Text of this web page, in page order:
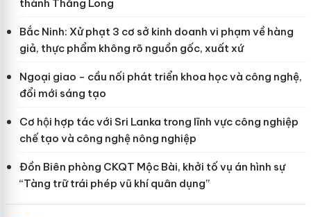
thành Thăng Long
Bắc Ninh: Xử phạt 3 cơ sở kinh doanh vi phạm về hàng
giả, thực phẩm không rõ nguồn gốc, xuất xứ
Ngoại giao - cầu nối phát triển khoa học và công nghệ,
đổi mới sáng tạo
Cơ hội hợp tác với Sri Lanka trong lĩnh vực công nghiệp
chế tạo và công nghệ nông nghiệp
Đồn Biên phòng CKQT Mộc Bài, khởi tố vụ án hình sự
“Tàng trữ trái phép vũ khí quân dụng”